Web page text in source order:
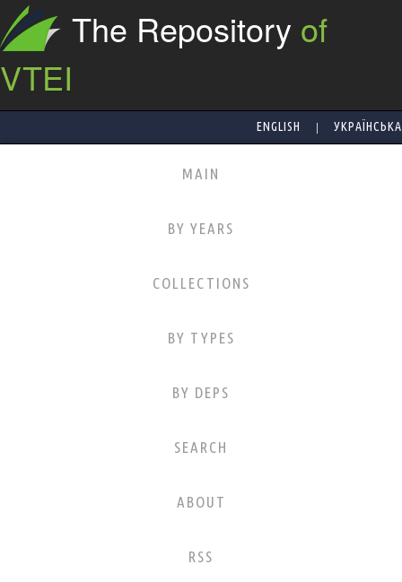
The Repository of
VTEI
ENGLISH | УКРАЇНСЬКА
MAIN
BY YEARS
COLLECTIONS
BY TYPES
BY DEPS
SEARCH
ABOUT
RSS